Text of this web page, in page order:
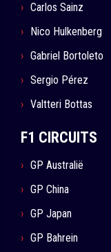
Carlos Sainz
Nico Hulkenberg
Gabriel Bortoleto
Sergio Pérez
Valtteri Bottas
F1 CIRCUITS
GP Australië
GP China
GP Japan
GP Bahrein